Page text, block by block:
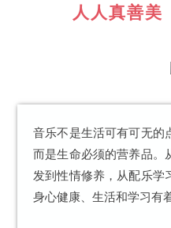
人人真善
音乐不是生活可有可无的
而是生命必须的营养品。
发到性情修养，从配乐学
身心健康、生活和学习有